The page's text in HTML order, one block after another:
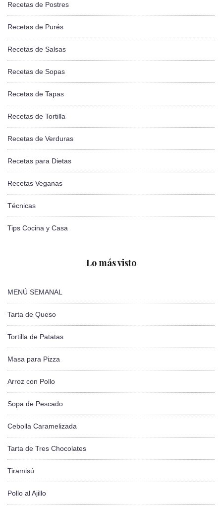
Recetas de Postres
Recetas de Purés
Recetas de Salsas
Recetas de Sopas
Recetas de Tapas
Recetas de Tortilla
Recetas de Verduras
Recetas para Dietas
Recetas Veganas
Técnicas
Tips Cocina y Casa
Lo más visto
MENÚ SEMANAL
Tarta de Queso
Tortilla de Patatas
Masa para Pizza
Arroz con Pollo
Sopa de Pescado
Cebolla Caramelizada
Tarta de Tres Chocolates
Tiramisú
Pollo al Ajillo